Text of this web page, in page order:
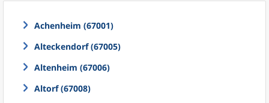
Achenheim (67001)
Alteckendorf (67005)
Altenheim (67006)
Altorf (67008)